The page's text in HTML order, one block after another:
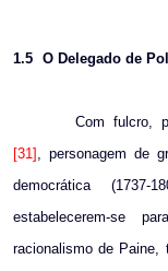
1.5 O Delegado de
Com fulcro,
[31] , personagem de
democrática (1737-
estabelecerem-se
racionalismo de